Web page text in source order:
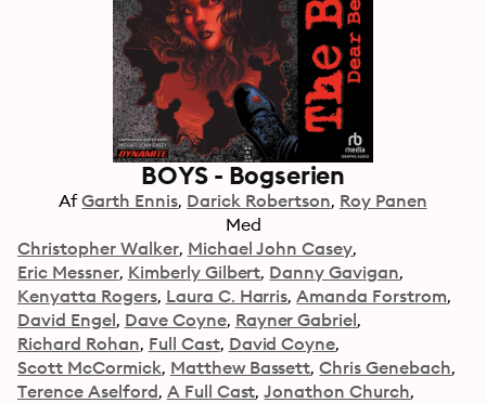
BOYS - Bogserien
Af Garth Ennis Darick Robertson Roy Panen
Med
Christopher Walker Michael John Casey
Eric Messner Kimberly Gilbert Danny Gavigan
Kenyatta Rogers Laura C. Harris Amanda Forstrom
David Engel Dave Coyne Rayner Gabriel
Richard Rohan Full Cast David Coyne
Scott McCormick Matthew Bassett Chris Genebach
Terence Aselford A Full Cast Jonathon Church